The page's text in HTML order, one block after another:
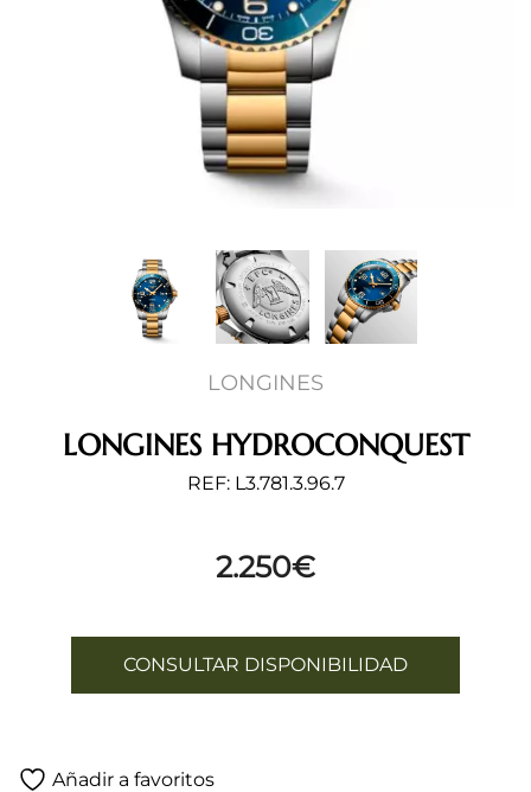
LONGINES
LONGINES HYDROCONQUEST
REF: L3.781.3.96.7
2.250€
CONSULTAR DISPONIBILIDAD
Añadir a favoritos